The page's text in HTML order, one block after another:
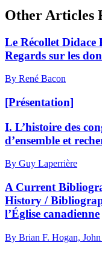
Other Articles
Le Récollet Didace
Regards sur les
By René Bacon
[Présentation]
I. L’histoire des
d’ensemble et
By Guy Laperrière
A Current
History /
l’Église canadienne
By Brian F. Hogan,